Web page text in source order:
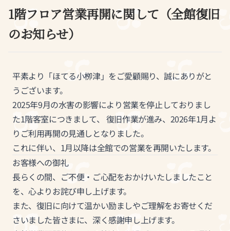
1階フロア営業再開に関して（全館復旧
のお知らせ）
平素より「ほてる小栁津」をご愛顧賜り、誠にありがと
うございます。
2025年9月の水害の影響により営業を停止しておりまし
た1階客室につきまして、 復旧作業が進み、2026年1月よ
りご利用再開の見通しとなりました。
これに伴い、1月以降は全館での営業を再開いたします。
お客様への御礼
長らくの間、ご不便・ご心配をおかけいたしましたこと
を、心よりお詫び申し上げます。
また、復旧に向けて温かい励ましやご理解をお寄せくだ
さいました皆さまに、深く感謝申し上げます。